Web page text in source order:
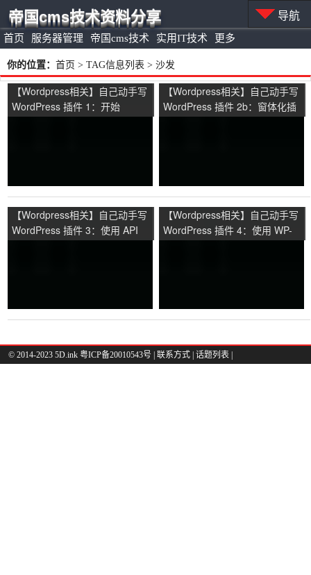
首页 服务器管理 帝国cms技术 实用IT技术 更多
帝国cms技术资料分享 导航
你的位置： 首页 > TAG信息列表 > 沙发
【Wordpress相关】自己动手写
WordPress 插件 1：开始
【Wordpress相关】自己动手写
WordPress 插件 2b：窗体化插
【Wordpress相关】自己动手写
WordPress 插件 3：使用 API
【Wordpress相关】自己动手写
WordPress 插件 4：使用 WP-
Cron
© 2014-2023 5D.ink 粤ICP备20010543号 联系方式 话题列表